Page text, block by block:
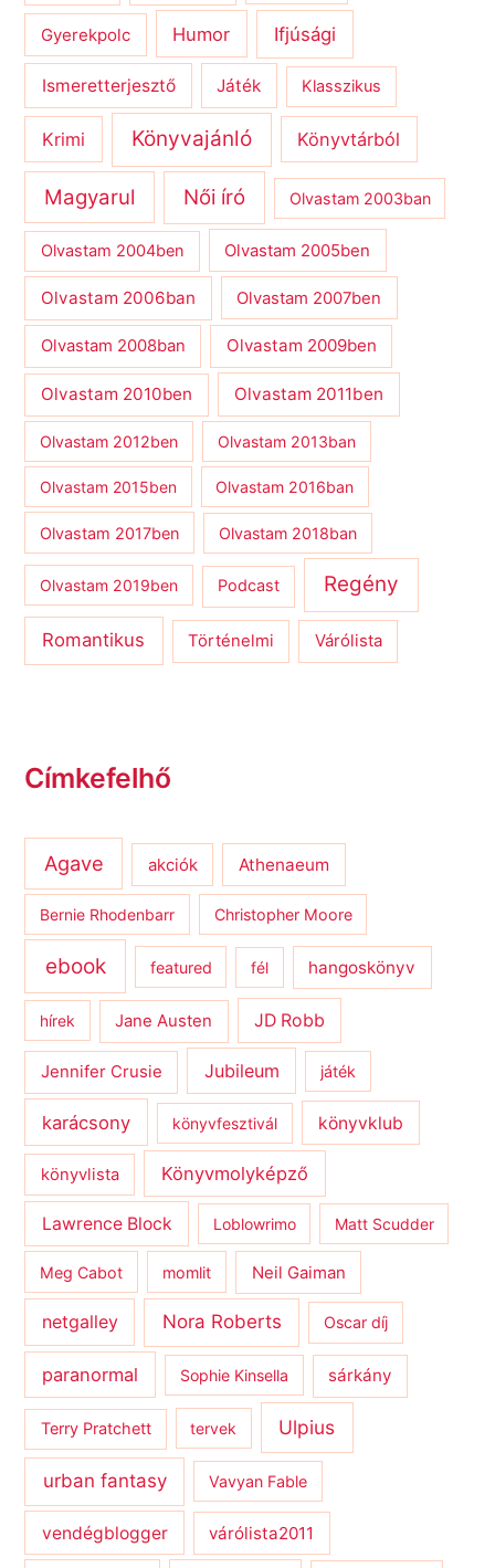
Gyerekpolc Humor Ifjúsági
Ismeretterjesztő Játék Klasszikus
Krimi Könyvajánló Könyvtárból
Magyarul Női író Olvastam 2003ban
Olvastam 2004ben Olvastam 2005ben
Olvastam 2006ban Olvastam 2007ben
Olvastam 2008ban Olvastam 2009ben
Olvastam 2010ben Olvastam 2011ben
Olvastam 2012ben Olvastam 2013ban
Olvastam 2015ben Olvastam 2016ban
Olvastam 2017ben Olvastam 2018ban
Olvastam 2019ben Podcast Regény
Romantikus Történelmi Várólista
Címkefelhő
Agave akciók Athenaeum
Bernie Rhodenbarr Christopher Moore
ebook featured fél hangoskönyv
hírek Jane Austen JD Robb
Jennifer Crusie Jubileum játék
karácsony könyvfesztivál könyvklub
könyvlista Könyvmolyképző
Lawrence Block Loblowrimo Matt Scudder
Meg Cabot momlit Neil Gaiman
netgalley Nora Roberts Oscar díj
paranormal Sophie Kinsella sárkány
Terry Pratchett tervek Ulpius
urban fantasy Vavyan Fable
vendégblogger várólista2011